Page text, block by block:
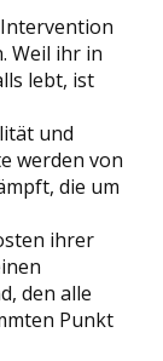
Intervention
Weil ihr in
lebt, ist
und
werden von
die um
ihrer
den alle
Punkt